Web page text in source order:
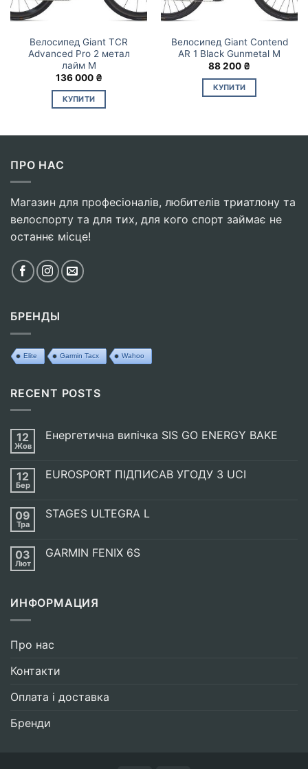
Велосипед Giant TCR
Advanced Pro 2 метал
лайм M
136 000 ₴
КУПИТИ
Велосипед Giant Contend
AR 1 Black Gunmetal M
88 200 ₴
КУПИТИ
ПРО НАС
Магазин для професіоналів, любителів триатлону та
велоспорту та для тих, для кого спорт займає не
останнє місце!
БРЕНДЫ
Elite Garmin Tacx Wahoo
RECENT POSTS
12
Жов
Енергетична випічка SIS GO ENERGY BAKE
Енергетична
ENERGY
BAKE
12
Бер
EUROSPORT ПІДПИСАВ УГОДУ З UCI
EUROSPORT
UCI
09
Тра
STAGES ULTEGRA L
STAGES
03
Лют
GARMIN FENIX 6S
FENIX
ИНФОРМАЦИЯ
Про нас
Контакти
Оплата і доставка
Бренди